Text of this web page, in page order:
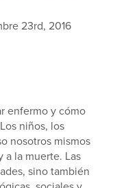
23rd, 2016
enfermo y cómo
niños, los
nosotros mismos
a la muerte. Las
sino también